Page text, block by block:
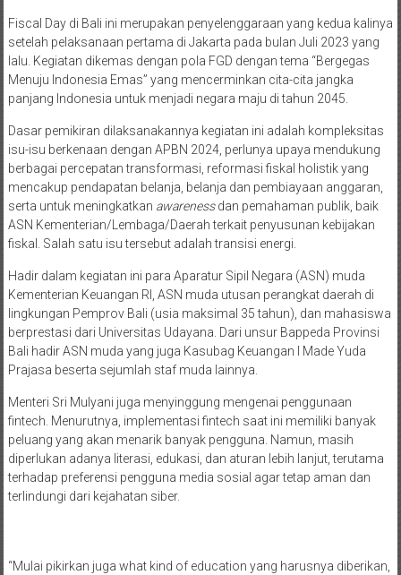
Fiscal Day di Bali ini merupakan penyelenggaraan yang kedua kalinya
setelah pelaksanaan pertama di Jakarta pada bulan Juli 2023 yang
lalu. Kegiatan dikemas dengan pola FGD dengan tema “Bergegas
Menuju Indonesia Emas” yang mencerminkan cita-cita jangka
panjang Indonesia untuk menjadi negara maju di tahun 2045.
Dasar pemikiran dilaksanakannya kegiatan ini adalah kompleksitas
isu-isu berkenaan dengan APBN 2024, perlunya upaya mendukung
berbagai percepatan transformasi, reformasi fiskal holistik yang
mencakup pendapatan belanja, belanja dan pembiayaan anggaran,
serta untuk meningkatkan awarenessdan pemahaman publik, baik
ASN Kementerian/Lembaga/Daerah terkait penyusunan kebijakan
fiskal. Salah satu isu tersebut adalah transisi energi.
Hadir dalam kegiatan ini para Aparatur Sipil Negara (ASN) muda
Kementerian Keuangan RI, ASN muda utusan perangkat daerah di
lingkungan Pemprov Bali (usia maksimal 35 tahun), dan mahasiswa
berprestasi dari Universitas Udayana. Dari unsur Bappeda Provinsi
Bali hadir ASN muda yang juga Kasubag Keuangan I Made Yuda
Prajasa beserta sejumlah staf muda lainnya.
Menteri Sri Mulyani juga menyinggung mengenai penggunaan
fintech. Menurutnya, implementasi fintech saat ini memiliki banyak
peluang yang akan menarik banyak pengguna. Namun, masih
diperlukan adanya literasi, edukasi, dan aturan lebih lanjut, terutama
terhadap preferensi pengguna media sosial agar tetap aman dan
terlindungi dari kejahatan siber.
“Mulai pikirkan juga what kind of education yang harusnya diberikan,